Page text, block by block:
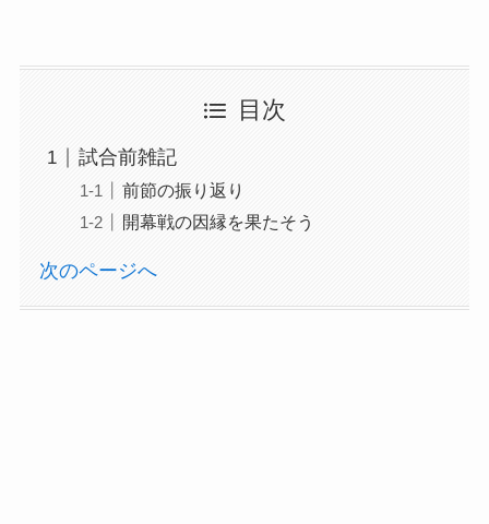
目次
試合前雑記
前節の振り返り
開幕戦の因縁を果たそう
次のページへ